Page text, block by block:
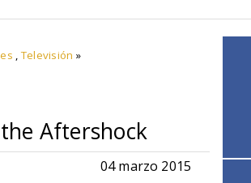
,Televisión »
Aftershock
04 marzo 2015